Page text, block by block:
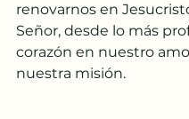
renovarnos en
Señor, desde lo más
corazón en nuestro
nuestra misión.